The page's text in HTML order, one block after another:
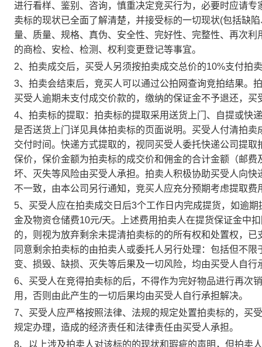
进行看样、鉴别、咨询，慎重决定竞买行为，必要时应请
卖标的现状已全面了解清楚，并接受标的一切现状(包括缺
量、质量、规格、真伪、安全性、完好性、完整性、再次
的商检、安检、检测、权利变更登记等事宜。
2、拍卖成交后，买受人另须按拍卖成交总价的10%支付拍
3、拍卖会结束后，竞买人可以通过公拍网查询竞拍结果。
买受人逾期未支付成交价款的，缴纳的保证金不予退还，
4、拍卖标的提取：拍卖标的提取采用送货上门、自提或快
是否送货上门详见具体拍卖标的页面说明。买受人付清拍
交付时间。快递方式提取的，视同买受人委托快递公司提
保价，保价金额为拍卖标的成交价和佣金的合计金额（邮
坏、灭失等风险由买受人承担。拍卖人积极协助买受人向
不一致，由本公司另行通知，竞买人应充分预期考虑提取费
5、买受人应在拍卖成交日后3个工作日内完成提货，如逾
金及物资仓储费10元/天。上述费用拍卖人在提货保证金中
的，则视为放弃剩余未提清拍卖标的的所有权和处置权，
同意剩余拍卖标的由拍卖人或委托人另行处理：包括但不
变、损毁、缺损、灭失等后果及一切风险，均由买受人自
6、买受人在竞得拍卖标的后，不得作为完好物品进行再次
用，否则由此产生的一切后果均由买受人自行承担解决。
7、买受人应严格按照法律、法规的规定处置拍卖标的，买
规定办理，造成的经济责任和法律责任由买受人承担。
8、以上涉及拍卖人对该标的的现状和瑕疵的声明，但拍卖